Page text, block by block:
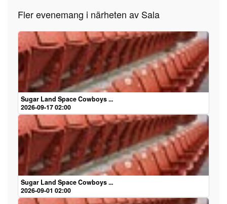
Fler evenemang i närheten av Sala
Sugar Land Space Cowboys ...
2026-09-17 02:00
Sugar Land Space Cowboys ...
2026-09-01 02:00